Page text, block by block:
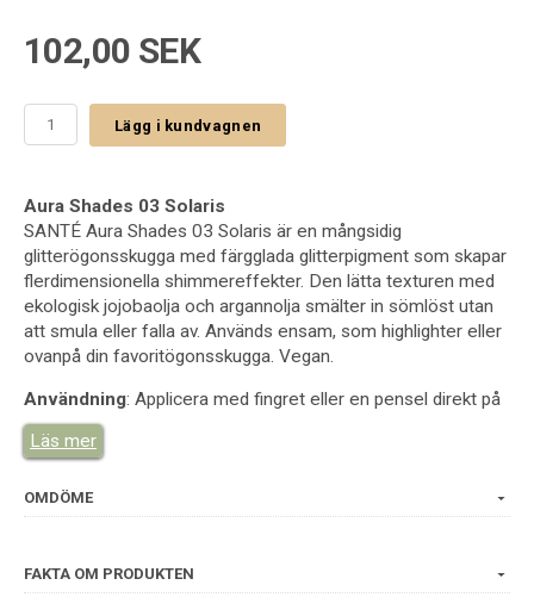
102,00 SEK
Lägg i kundvagnen
Aura Shades 03 Solaris
SANTÉ Aura Shades 03 Solaris är en mångsidig
glitterögonsskugga med färgglada glitterpigment som skapar
flerdimensionella shimmereffekter. Den lätta texturen med
ekologisk jojobaolja och argannolja smälter in sömlöst utan
att smula eller falla av. Används ensam, som highlighter eller
ovanpå din favoritögonsskugga. Vegan.
Användning: Applicera med fingret eller en pensel direkt på
ögonlocket. Kan även användas som highlighter på kinder
och panna.
Mängd: 2g
Wax, Macadamia Integrifolia/Tetraphylla Seed Oil,
Läs mer
OMDÖME
FAKTA OM PRODUKTEN